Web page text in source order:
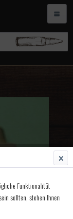
Funktionalität
sollten, stehen Ihnen